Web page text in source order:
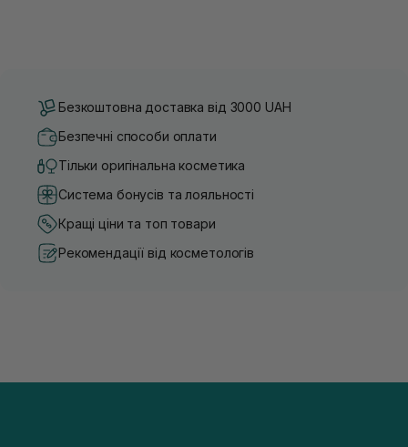
Безкоштовна доставка від 3000 UAH
Безпечні способи оплати
Тільки оригінальна косметика
Система бонусів та лояльності
Кращі ціни та топ товари
Рекомендації від косметологів